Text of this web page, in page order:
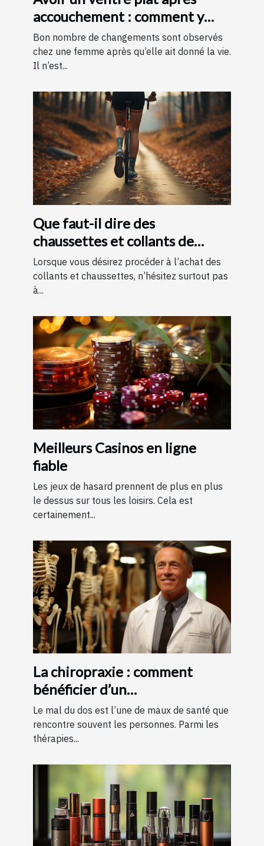
accouchement : comment y
parvenir ?
Bon nombre de changements sont observés
chez une femme après qu’elle ait donné la vie.
Il n’est...
Que faut-il dire des
chaussettes et collants de
contention ?
Lorsque vous désirez procéder à l’achat des
collants et chaussettes, n’hésitez surtout pas
à...
Meilleurs Casinos en ligne
fiable
Les jeux de hasard prennent de plus en plus
le dessus sur tous les loisirs. Cela est
certainement...
La chiropraxie : comment
bénéficier d’un
remboursement ?
Le mal du dos est l’une de maux de santé que
rencontre souvent les personnes. Parmi les
thérapies...